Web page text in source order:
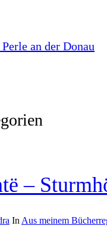
an der Donau
–
In Aus meinem